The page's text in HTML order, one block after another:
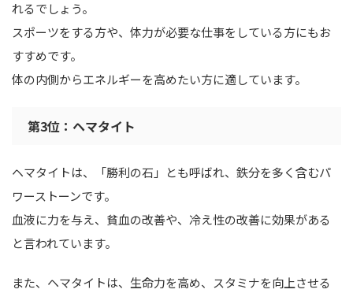
れるでしょう。
スポーツをする方や、体力が必要な仕事をしている方にもお
すすめです。
体の内側からエネルギーを高めたい方に適しています。
第3位：ヘマタイト
ヘマタイトは、「勝利の石」とも呼ばれ、鉄分を多く含むパ
ワーストーンです。
血液に力を与え、貧血の改善や、冷え性の改善に効果がある
と言われています。
また、ヘマタイトは、生命力を高め、スタミナを向上させる